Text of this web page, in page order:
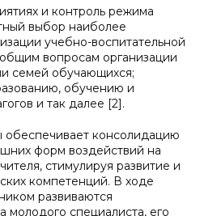
и контроль режима
выбор наиболее
учебно-воспитательной
вопросам организации
семей обучающихся;
обучению и
и так далее [2].
обеспечивает консолидацию
форм воздействий на
стимулируя развитие и
компетенций. В ходе
развиваются
молодого специалиста, его